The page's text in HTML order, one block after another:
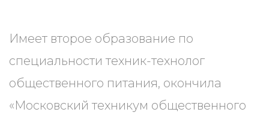
Имеет второе образование по
специальности техник-технолог
общественного питания, окончила
«Московский техникум общественного